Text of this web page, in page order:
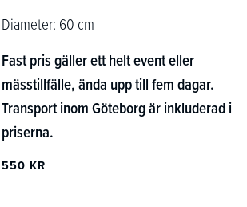
Diameter: 60 cm
Fast pris gäller ett helt event eller
mässtillfälle, ända upp till fem dagar.
Transport inom Göteborg är inkluderad i
priserna.
550 KR